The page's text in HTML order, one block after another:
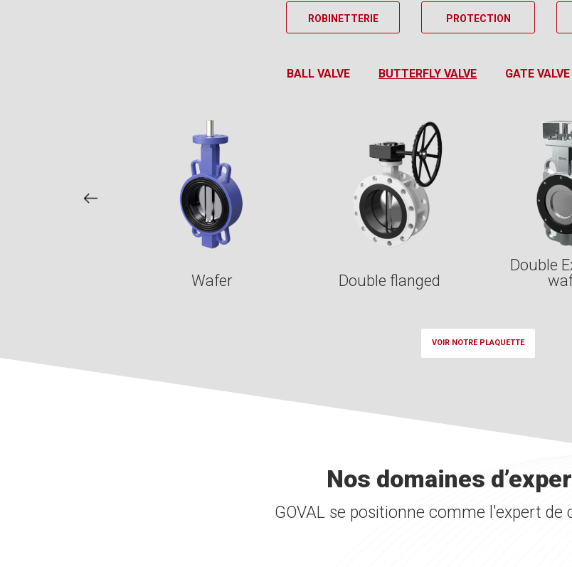
ROBINETTERIE PROTECTION
BALL VALVE BUTTERFLY VALVE GATE VALVE
Wafer Double flanged
Double
VOIR NOTRE PLAQUETTE
Nos domaines
GOVAL se positionne comme l'expert de